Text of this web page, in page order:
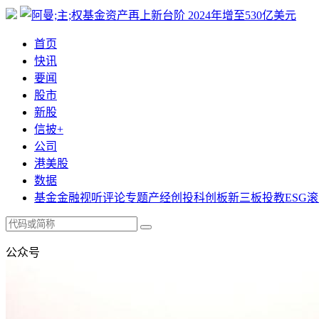
首页
快讯
要闻
股市
新股
信披+
公司
港美股
数据
基金金融视听评论专题产经创投科创板新三板投教ESG
公众号